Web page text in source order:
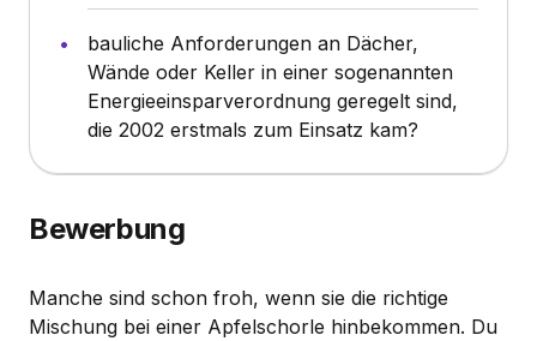
bauliche Anforderungen an Dächer,
Wände oder Keller in einer sogenannten
Energieeinsparverordnung geregelt sind,
die 2002 erstmals zum Einsatz kam?
Bewerbung
Manche sind schon froh, wenn sie die richtige
Mischung bei einer Apfelschorle hinbekommen. Du